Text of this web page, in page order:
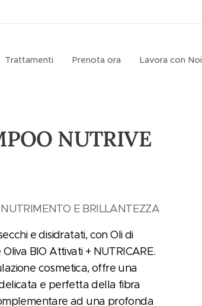
Trattamenti Prenota ora Lavora con Noi
NUTRIVE
E BRILLANTEZZA
e disidratati, con Oli di
BIO Attivati + NUTRICARE.
cosmetica, offre una
e perfetta della fibra
ad una profonda